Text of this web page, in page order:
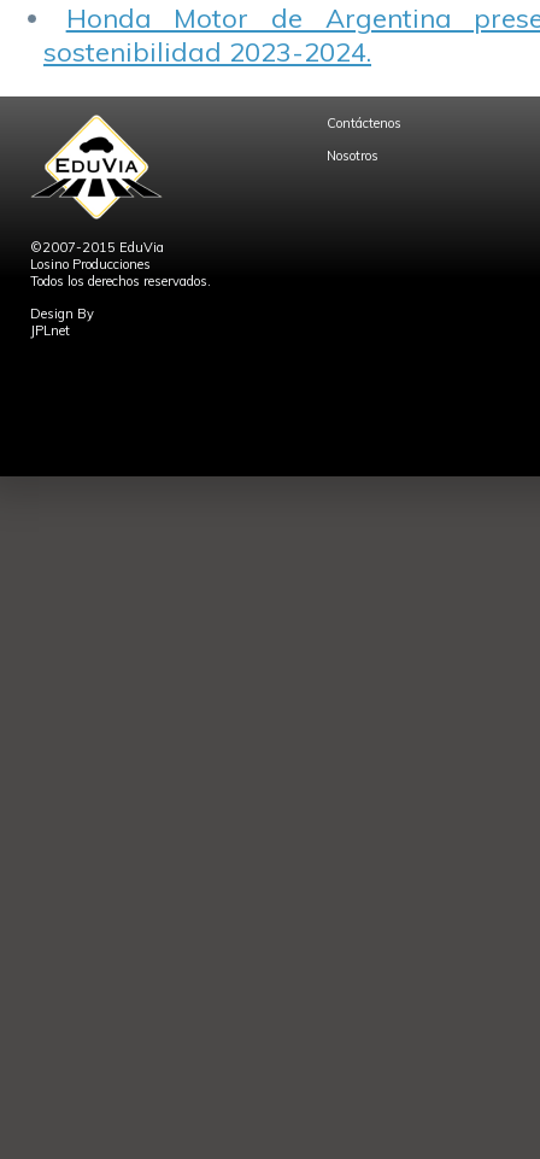
Honda Motor de Argentina
sostenibilidad 2023-2024.
©2007-2015 EduVia
Losino Producciones
Todos los derechos reservados.
Design By
JPLnet
Contáctenos
Nosotros